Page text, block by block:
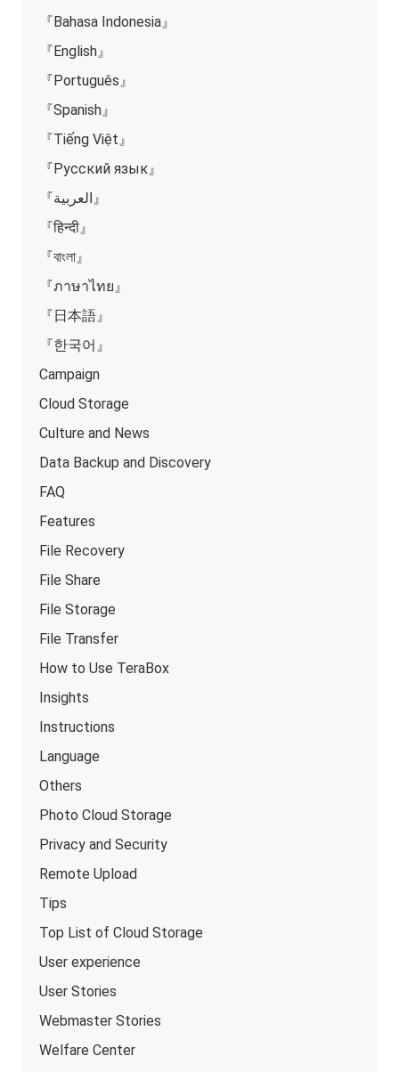
『Bahasa Indonesia』
『English』
『Português』
『Spanish』
『Tiếng Việt』
『Русский язык』
『العربية』
『हिन्दी』
『বাংলা』
『ภาษาไทย』
『日本語』
『한국어』
Campaign
Cloud Storage
Culture and News
Data Backup and Discovery
FAQ
Features
File Recovery
File Share
File Storage
File Transfer
How to Use TeraBox
Insights
Instructions
Language
Others
Photo Cloud Storage
Privacy and Security
Remote Upload
Tips
Top List of Cloud Storage
User experience
User Stories
Webmaster Stories
Welfare Center